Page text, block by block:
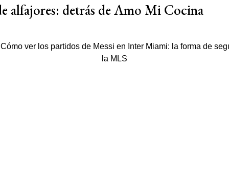
alfajores: detrás de Amo Mi Cocina